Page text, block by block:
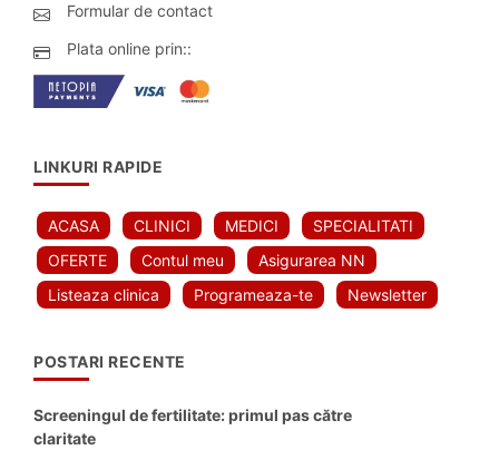
Formular de contact
Plata online prin::
LINKURI RAPIDE
ACASA CLINICI MEDICI
SPECIALITATI
OFERTE
Contul meu
Asigurarea NN
Listeaza clinica
Programeaza-te Newsletter
POSTARI RECENTE
Screeningul de fertilitate: primul pas către
claritate